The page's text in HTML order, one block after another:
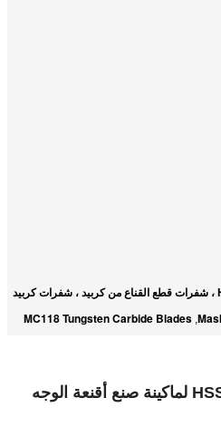
شفرات كربيد التنجستن HSS ، شفرات قطع القناع من كربيد ، شفرات كربيد
,
MC118 Tungsten Carbide Blades
شفرات كربيد التنجستن HSS لماكينة صنع أقنعة الوجه